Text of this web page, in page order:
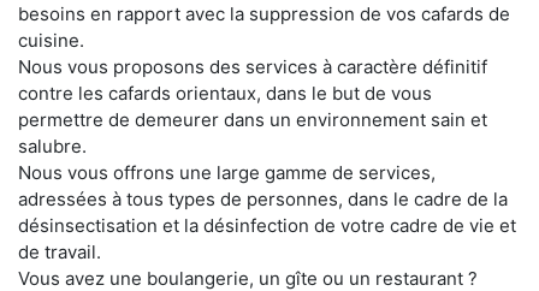
besoins en rapport avec la suppression de vos cafards de
cuisine.
Nous vous proposons des services à caractère définitif
contre les cafards orientaux, dans le but de vous
permettre de demeurer dans un environnement sain et
salubre.
Nous vous offrons une large gamme de services,
adressées à tous types de personnes, dans le cadre de la
désinsectisation et la désinfection de votre cadre de vie et
de travail.
Vous avez une boulangerie, un gîte ou un restaurant ?